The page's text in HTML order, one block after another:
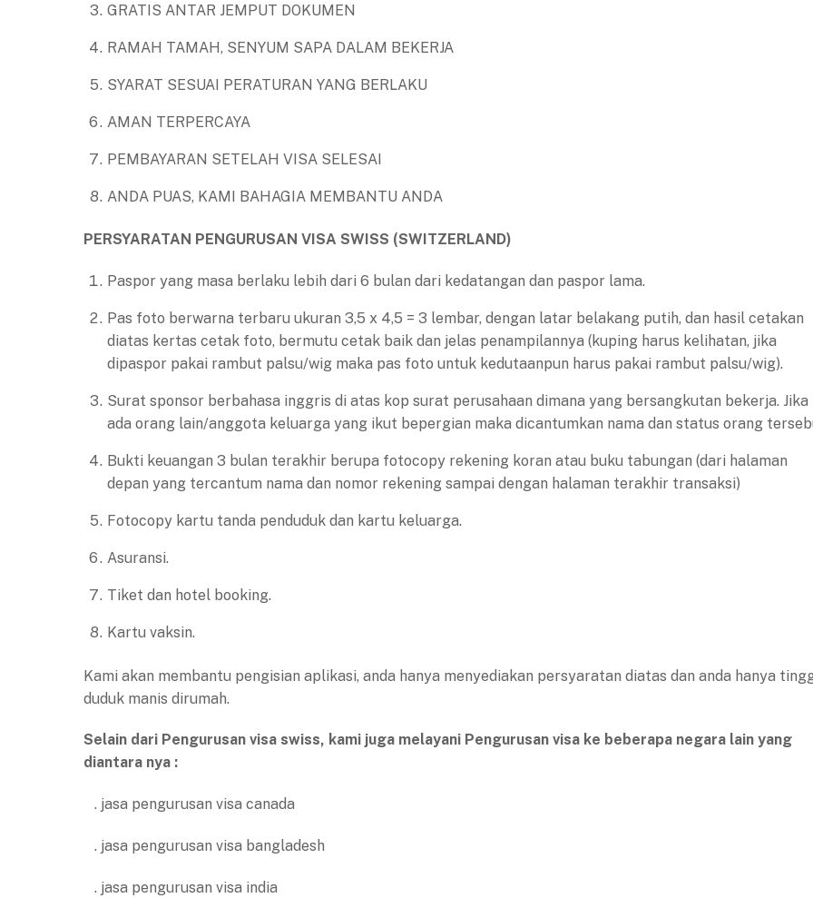
GRATIS ANTAR JEMPUT DOKUMEN
RAMAH TAMAH, SENYUM SAPA DALAM BEKERJA
SYARAT SESUAI PERATURAN YANG BERLAKU
AMAN TERPERCAYA
PEMBAYARAN SETELAH VISA SELESAI
ANDA PUAS, KAMI BAHAGIA MEMBANTU ANDA
PERSYARATAN PENGURUSAN VISA SWISS (SWITZERLAND)
Paspor yang masa berlaku lebih dari 6 bulan dari kedatangan dan paspor lama.
Pas foto berwarna terbaru ukuran 3,5 x 4,5 = 3 lembar, dengan latar belakang putih, dan hasil cetakan
diatas kertas cetak foto, bermutu cetak baik dan jelas penampilannya (kuping harus kelihatan, jika
dipaspor pakai rambut palsu/wig maka pas foto untuk kedutaanpun harus pakai rambut palsu/wig).
Surat sponsor berbahasa inggris di atas kop surat perusahaan dimana yang bersangkutan bekerja. Jika
ada orang lain/anggota keluarga yang ikut bepergian maka dicantumkan nama dan status orang
Bukti keuangan 3 bulan terakhir berupa fotocopy rekening koran atau buku tabungan (dari halaman
depan yang tercantum nama dan nomor rekening sampai dengan halaman terakhir transaksi)
Fotocopy kartu tanda penduduk dan kartu keluarga.
Asuransi.
Tiket dan hotel booking.
Kartu vaksin.
Kami akan membantu pengisian aplikasi, anda hanya menyediakan persyaratan diatas dan anda hanya
duduk manis dirumah.
Selain dari Pengurusan visa swiss, kami juga melayani Pengurusan visa ke beberapa negara lain yang
diantara nya :
. jasa pengurusan visa canada
. jasa pengurusan visa bangladesh
. jasa pengurusan visa india